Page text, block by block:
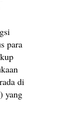
para
di
) yang